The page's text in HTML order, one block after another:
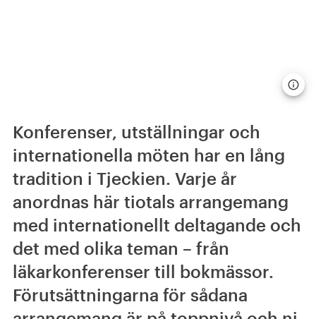
Konferenser, utställningar och
internationella möten har en lång
tradition i Tjeckien. Varje år
anordnas här tiotals arrangemang
med internationellt deltagande och
det med olika teman – från
läkarkonferenser till bokmässor.
Förutsättningarna för sådana